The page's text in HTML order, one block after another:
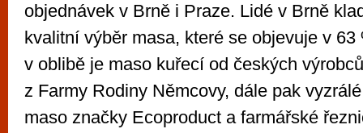
objednávek v Brně i Praze. Lidé v Brně
kvalitní výběr masa, které se objevuje v
v oblibě je maso kuřecí od českých
z Farmy Rodiny Němcovy, dále pak
maso značky Ecoproduct a farmářské